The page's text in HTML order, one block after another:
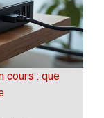
cours : que